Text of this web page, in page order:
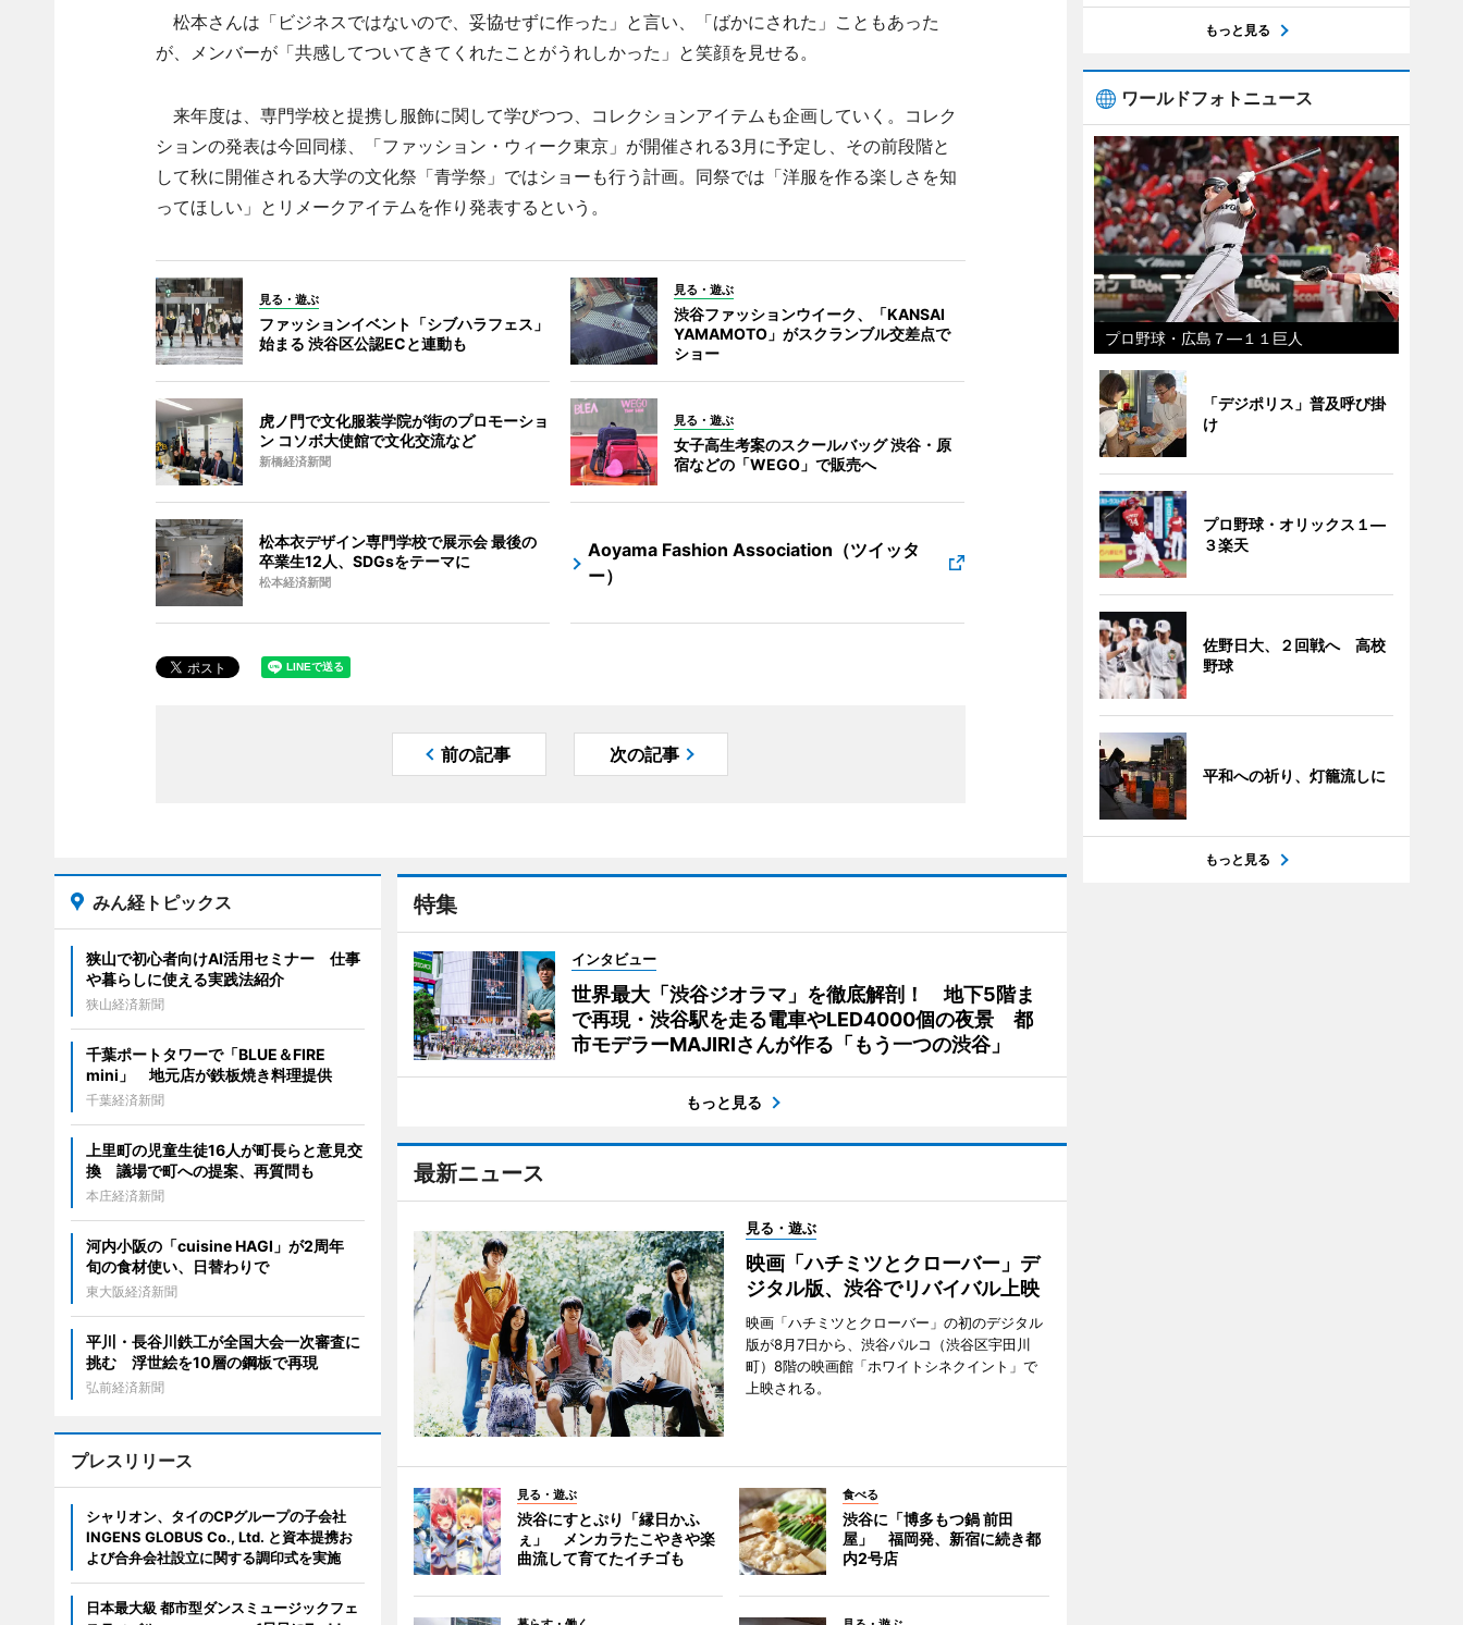
松本さんは「ビジネスではないので、妥協せずに作った」と言い、「ばかにされた」こともあった
が、メンバーが「共感してついてきてくれたことがうれしかった」と笑顔を見せる。
来年度は、専門学校と提携し服飾に関して学びつつ、コレクションアイテムも企画していく。コレク
ションの発表は今回同様、「ファッション・ウィーク東京」が開催される3月に予定し、その前段階と
して秋に開催される大学の文化祭「青学祭」ではショーも行う計画。同祭では「洋服を作る楽しさを知
ってほしい」とリメークアイテムを作り発表するという。
見る・遊ぶ
ファッションイベント「シブハラフェス」
始まる 渋谷区公認ECと連動も
見る・遊ぶ
渋谷ファッションウイーク、「KANSAI
YAMAMOTO」がスクランブル交差点で
ショー
虎ノ門で文化服装学院が街のプロモーショ
ン コソボ大使館で文化交流など
新橋経済新聞
見る・遊ぶ
女子高生考案のスクールバッグ 渋谷・原
宿などの「WEGO」で販売へ
松本衣デザイン専門学校で展示会 最後の
卒業生12人、SDGsをテーマに
松本経済新聞
Aoyama Fashion Association（ツイッタ
ー）
前の記事 次の記事
特集
インタビュー
世界最大「渋谷ジオラマ」を徹底解剖！ 地下5階ま
で再現・渋谷駅を走る電車やLED4000個の夜景 都
市モデラーMAJIRIさんが作る「もう一つの渋谷」
もっと見る
最新ニュース
見る・遊ぶ
映画「ハチミツとクローバー」デ
ジタル版、渋谷でリバイバル上映
映画「ハチミツとクローバー」の初のデジタル
版が8月7日から、渋谷パルコ（渋谷区宇田川
町）8階の映画館「ホワイトシネクイント」で
上映される。
見る・遊ぶ
渋谷にすとぷり「縁日かふ
ぇ」 メンカラたこやきや楽
曲流して育てたイチゴも
食べる
渋谷に「博多もつ鍋 前田
屋」 福岡発、新宿に続き都
内2号店
みん経トピックス
狭山で初心者向けAI活用セミナー 仕事
や暮らしに使える実践法紹介
狭山経済新聞
千葉ポートタワーで「BLUE＆FIRE
mini」 地元店が鉄板焼き料理提供
千葉経済新聞
上里町の児童生徒16人が町長らと意見交
換 議場で町への提案、再質問も
本庄経済新聞
河内小阪の「cuisine HAGI」が2周年
旬の食材使い、日替わりで
東大阪経済新聞
平川・長谷川鉄工が全国大会一次審査に
挑む 浮世絵を10層の鋼板で再現
弘前経済新聞
プレスリリース
シャリオン、タイのCPグループの子会社
INGENS GLOBUS Co., Ltd. と資本提携お
よび合弁会社設立に関する調印式を実施
日本最大級 都市型ダンスミュージックフェ
もっと見る
ワールドフォトニュース
プロ野球・広島７―１１巨人
「デジポリス」普及呼び掛
け
プロ野球・オリックス１―
３楽天
佐野日大、２回戦へ 高校
野球
平和への祈り、灯籠流しに
もっと見る